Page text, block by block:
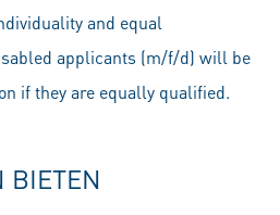
and equal
applicants (m/f/d) will be
if they are equally qualified.
BIETEN